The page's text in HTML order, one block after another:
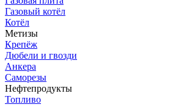
Газовый котёл
Котёл
Метизы
Крепёж
Дюбели и гвозди
Анкера
Саморезы
Нефтепродукты
Топливо